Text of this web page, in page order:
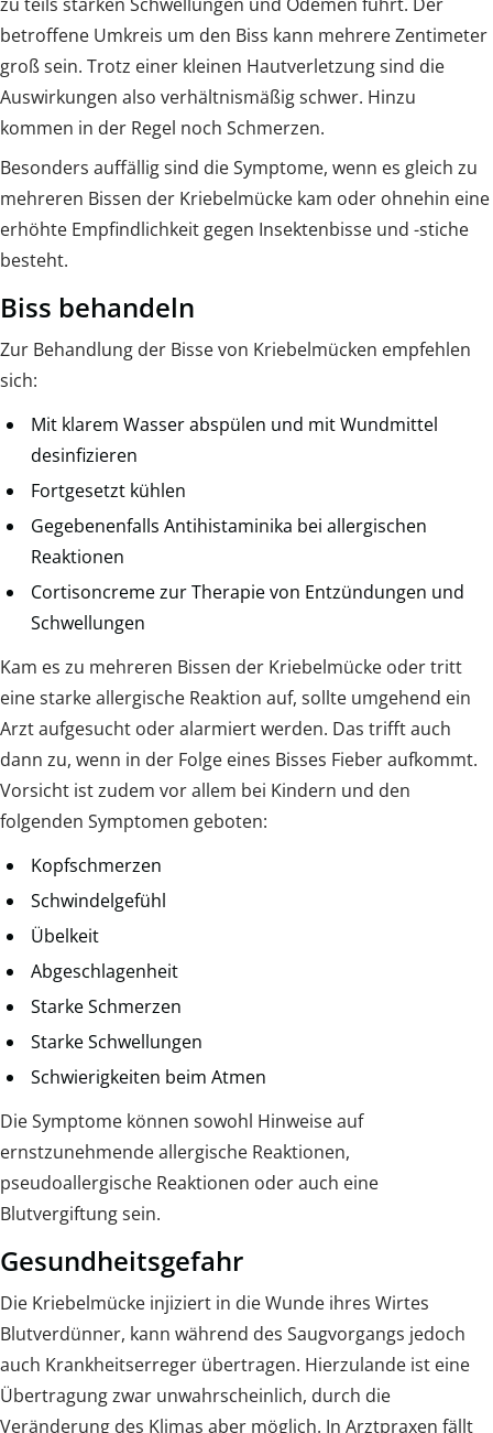
betroffene Umkreis um den Biss kann mehrere Zentimeter
groß sein. Trotz einer kleinen Hautverletzung sind die
Auswirkungen also verhältnismäßig schwer. Hinzu
kommen in der Regel noch Schmerzen.
Besonders auffällig sind die Symptome, wenn es gleich zu
mehreren Bissen der Kriebelmücke kam oder ohnehin eine
erhöhte Empfindlichkeit gegen Insektenbisse und -stiche
besteht.
Biss behandeln
Zur Behandlung der Bisse von Kriebelmücken empfehlen
sich:
Mit klarem Wasser abspülen und mit Wundmittel
desinfizieren
Fortgesetzt kühlen
Gegebenenfalls Antihistaminika bei allergischen
Reaktionen
Cortisoncreme zur Therapie von Entzündungen und
Schwellungen
Kam es zu mehreren Bissen der Kriebelmücke oder tritt
eine starke allergische Reaktion auf, sollte umgehend ein
Arzt aufgesucht oder alarmiert werden. Das trifft auch
dann zu, wenn in der Folge eines Bisses Fieber aufkommt.
Vorsicht ist zudem vor allem bei Kindern und den
folgenden Symptomen geboten:
Kopfschmerzen
Schwindelgefühl
Übelkeit
Abgeschlagenheit
Starke Schmerzen
Starke Schwellungen
Schwierigkeiten beim Atmen
Die Symptome können sowohl Hinweise auf
ernstzunehmende allergische Reaktionen,
pseudoallergische Reaktionen oder auch eine
Blutvergiftung sein.
Gesundheitsgefahr
Die Kriebelmücke injiziert in die Wunde ihres Wirtes
Blutverdünner, kann während des Saugvorgangs jedoch
auch Krankheitserreger übertragen. Hierzulande ist eine
Übertragung zwar unwahrscheinlich, durch die
Veränderung des Klimas aber möglich. In Arztpraxen fällt